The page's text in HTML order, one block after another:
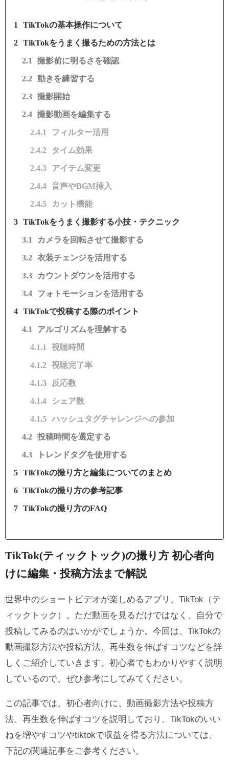
TikTokの基本操作について
TikTokをうまく撮るための方法とは
撮影前に明るさを確認
動きを練習する
撮影開始
撮影動画を編集する
フィルター活用
タイム効果
アイテム変更
音声やBGM挿入
カット機能
TikTokをうまく撮影する小技・テクニック
カメラを回転させて撮影する
衣装チェンジを活用する
カウントダウンを活用する
フォトモーションを活用する
TikTokで投稿する際のポイント
アルゴリズムを理解する
視聴時間
視聴完了率
反応数
シェア数
ハッシュタグチャレンジへの参加
投稿時間を選定する
トレンドタグを使用する
TikTokの撮り方と編集についてのまとめ
TikTokの撮り方の参考記事
TikTokの撮り方のFAQ
TikTok(ティックトック)の撮り方 初心者向
けに編集・投稿方法まで解説
世界中のショートビデオが楽しめるアプリ、TikTok（テ
ィックトック）。ただ動画を見るだけではなく、自分で
投稿してみるのはいかがでしょうか。今回は、TikTokの
動画撮影方法や投稿方法、再生数を伸ばすコツなどを詳
しくご紹介していきます。初心者でもわかりやすく説明
しているので、ぜひ参考にしてみてください。
この記事では、初心者向けに、動画撮影方法や投稿方
法、再生数を伸ばすコツを説明しており、 TikTokのいい
ねを増やすコツやtiktokで収益を得る方法については、
下記の関連記事をご参考ください。